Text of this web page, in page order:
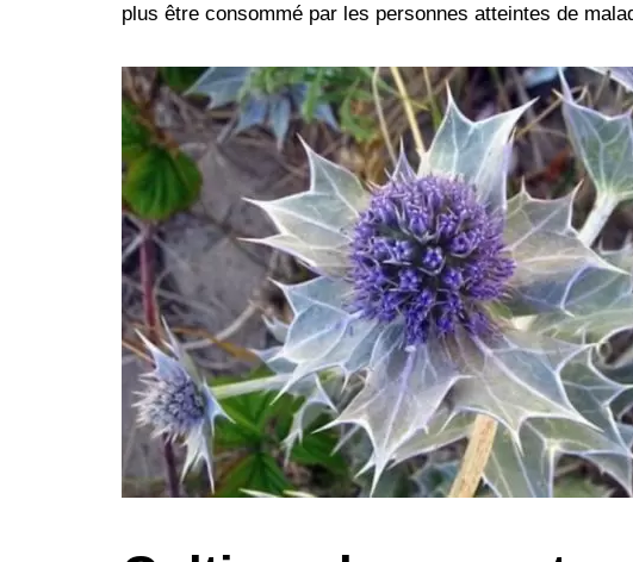
plus être consommé par les personnes atteintes de